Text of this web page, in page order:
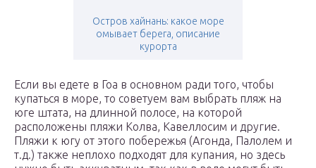
Остров хайнань: какое море
омывает берега, описание
курорта
Если вы едете в Гоа в основном ради того, чтобы
купаться в море, то советуем вам выбрать пляж на
юге штата, на длинной полосе, на которой
расположены пляжи Колва, Кавеллосим и другие.
Пляжи к югу от этого побережья (Агонда, Палолем и
т.д.) также неплохо подходят для купания, но здесь